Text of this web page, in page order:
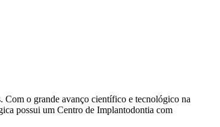
Com o grande avanço científico e tecnológico na
possui um Centro de Implantodontia com